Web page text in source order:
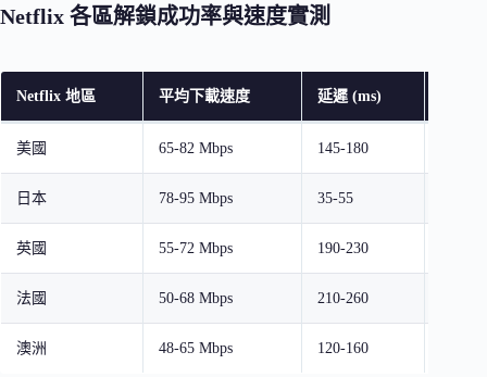
Netflix 各區解鎖成功率與速度實測
Netflix 地區 平均下載速度 延遲 (ms)
美國 65-82 Mbps 145-180
日本 78-95 Mbps 35-55
英國 55-72 Mbps 190-230
法國 50-68 Mbps 210-260
澳洲 48-65 Mbps 120-160